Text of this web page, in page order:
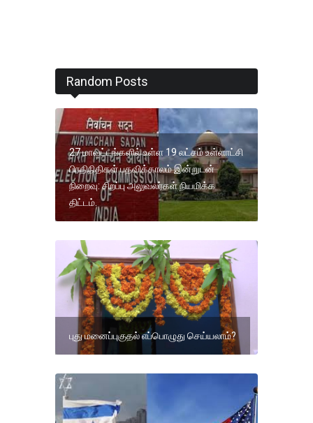
Random Posts
27 மாவட்டங்களில் உள்ள 19 லட்சம் உள்ளாட்சி
பிரதிநிதிகள் பதவிக்காலம் இன்றுடன்
நிறைவு: சிறப்பு அலுவலர்கள் நியமிக்க
திட்டம்.
புது மனைப்புகுதல் எப்பொழுது செய்யலாம்?